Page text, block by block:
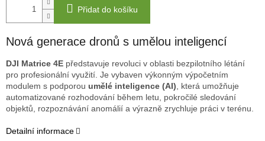
Přidat do košíku
Nová generace dronů s umělou inteligencí
DJI Matrice 4E představuje revoluci v oblasti bezpilotního létání
pro profesionální využití. Je vybaven výkonným výpočetním
modulem s podporou umělé inteligence (AI) , která umožňuje
automatizované rozhodování během letu, pokročilé sledování
objektů, rozpoznávání anomálií a výrazně zrychluje práci v terénu.
Detailní informace